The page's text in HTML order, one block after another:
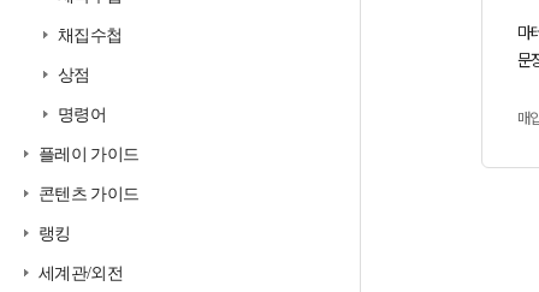
채집수첩
상점
명령어
플레이 가이드
콘텐츠 가이드
랭킹
세계관/외전
마
문
매